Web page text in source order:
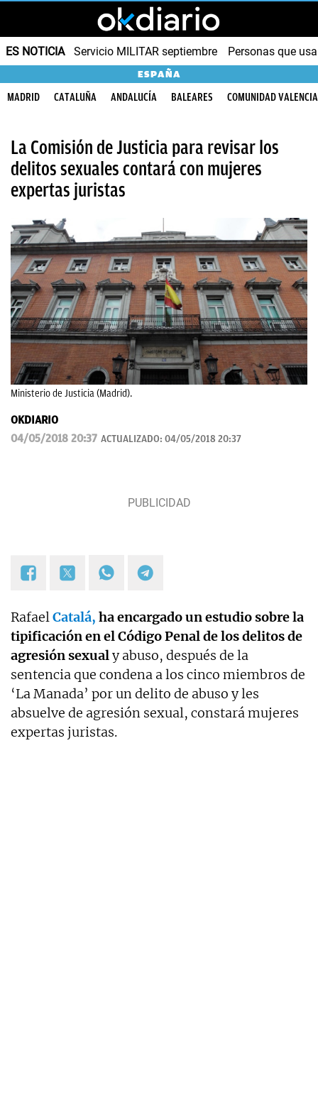
ES NOTICIA Servicio MILITAR septiembre Personas que
ESPAÑA
MADRID CATALUÑA ANDALUCÍA BALEARES COMUNIDAD
La Comisión de Justicia para revisar los
delitos sexuales contará con mujeres
expertas juristas
Ministerio de Justicia (Madrid).
OKDIARIO
04/05/2018 20:37 ACTUALIZADO: 04/05/2018 20:37
RafaelCatalá, ha encargado un estudio sobre la
tipificación en el Código Penal de los delitos de
agresión sexualy abuso, después de la
sentencia que condena a los cinco miembros de
‘La Manada’ por un delito de abuso y les
absuelve de agresión sexual, constará mujeres
expertas juristas.